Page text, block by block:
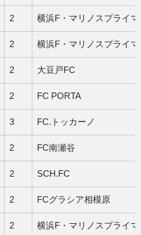
2 横浜F・マリノスプライマ
2 横浜F・マリノスプライマ
2 大豆戸FC
2 FC PORTA
3 FC.トッカーノ
2 FC南瀬谷
2 SCH.FC
2 FCグラシア相模原
2 横浜F・マリノスプライマ